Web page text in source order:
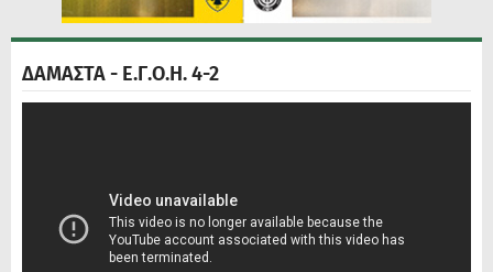
ΔΑΜΑΣΤΑ - Ε.Γ.Ο.Η. 4-2